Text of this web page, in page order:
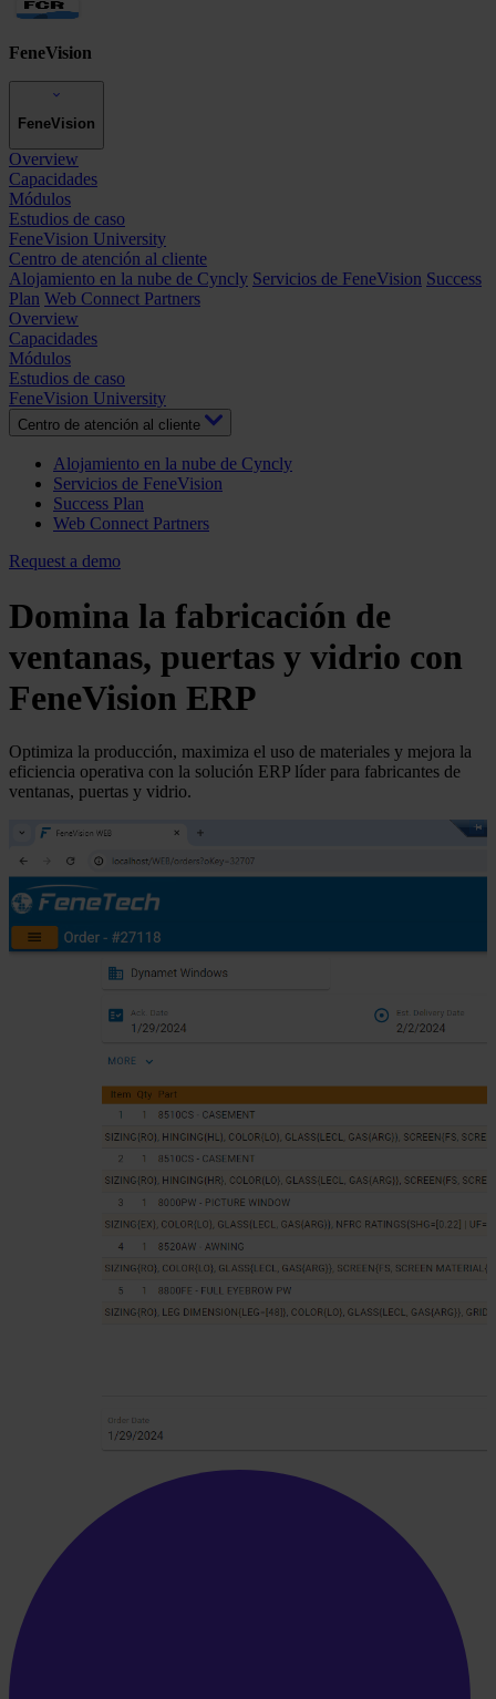
FeneVision
FeneVision
Overview
Capacidades
Módulos
Estudios de caso
FeneVision University
Centro de atención al cliente
Alojamiento en la nube de Cyncly Servicios de FeneVision Success
Plan Web Connect Partners
Overview
Capacidades
Módulos
Estudios de caso
FeneVision University
Centro de atención al cliente
Alojamiento en la nube de Cyncly
Servicios de FeneVision
Success Plan
Web Connect Partners
Request a demo
Domina la fabricación de
ventanas, puertas y vidrio con
FeneVision ERP
Optimiza la producción, maximiza el uso de materiales y mejora la
eficiencia operativa con la solución ERP líder para fabricantes de
ventanas, puertas y vidrio.